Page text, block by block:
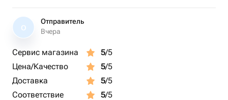
О
Отправитель
Вчера
Сервис магазина 5/5
Цена/Качество
5/5
Доставка
5/5
Соответствие
5/5